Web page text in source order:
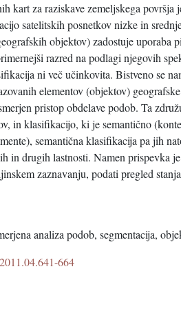
kart za raziskave zemeljskega
satelitskih posnetkov nizke in
objektov) zadostuje uporaba
razred na podlagi njegovih
ni več učinkovita. Bistveno se
elementov (objektov)
pristop obdelave podob. Ta
in klasifikacijo, ki je semantično
semantična klasifikacija pa jih
in drugih lastnosti. Namen prispevka
zaznavanju, podati pregled
analiza podob, segmentacija,
664